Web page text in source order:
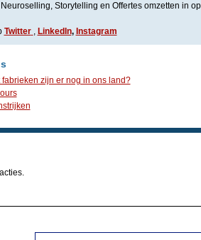
Storytelling en Offertes omzetten in
Twitter , LinkedIn, Instagram
zijn er nog in ons land?